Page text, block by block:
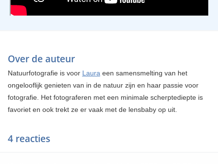
Over de auteur
Natuurfotografie is voor Lauraeen samensmelting van het
ongelooflijk genieten van in de natuur zijn en haar passie voor
fotografie. Het fotograferen met een minimale scherptediepte is
favoriet en ook trekt ze er vaak met de lensbaby op uit.
4 reacties